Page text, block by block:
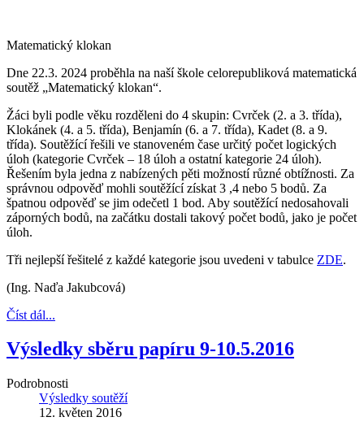
Matematický klokan
Dne 22.3. 2024 proběhla na naší škole celorepubliková matematická
soutěž „Matematický klokan“.
Žáci byli podle věku rozděleni do 4 skupin: Cvrček (2. a 3. třída),
Klokánek (4. a 5. třída), Benjamín (6. a 7. třída), Kadet (8. a 9.
třída). Soutěžící řešili ve stanoveném čase určitý počet logických
úloh (kategorie Cvrček – 18 úloh a ostatní kategorie 24 úloh).
Řešením byla jedna z nabízených pěti možností různé obtížnosti. Za
správnou odpověď mohli soutěžící získat 3 ,4 nebo 5 bodů. Za
špatnou odpověď se jim odečetl 1 bod. Aby soutěžící nedosahovali
záporných bodů, na začátku dostali takový počet bodů, jako je počet
úloh.
Tři nejlepší řešitelé z každé kategorie jsou uvedeni v tabulce ZDE.
(Ing. Naďa Jakubcová)
Číst dál...
Výsledky sběru papíru 9-10.5.2016
Podrobnosti
Výsledky soutěží
12. květen 2016